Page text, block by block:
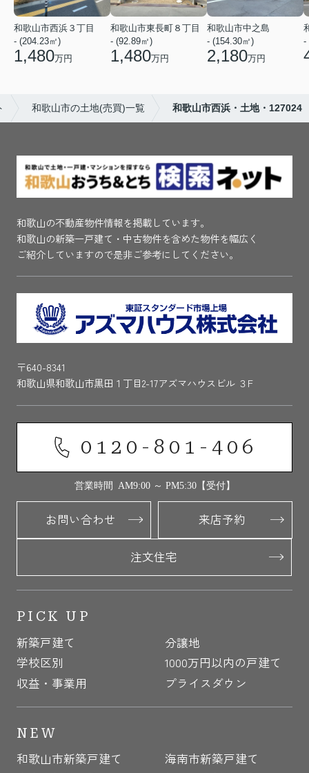
和歌山市西浜３丁目
- (204.23㎡)
1,480万円
和歌山市東長町８丁目
- (92.89㎡)
1,480万円
和歌山市中之島
- (154.30㎡)
2,180万円
-
和歌山市の土地(売買)一覧 和歌山市西浜・土地・127024
和歌山の不動産物件情報を掲載しています。
和歌山の新築一戸建て・中古物件を含めた物件を幅広く
ご紹介していますので是非ご参考にしてください。
〒640-8341
和歌山県和歌山市黒田１丁目2-17アズマハウスビル ３F
0120-801-406
営業時間 AM9:00 ～ PM5:30【受付】
お問い合わせ 来店予約
注文住宅
PICK UP
新築戸建て
分譲地
学校区別
1000万円以内の戸建て
収益・事業用
プライスダウン
NEW
和歌山市新築戸建て
海南市新築戸建て